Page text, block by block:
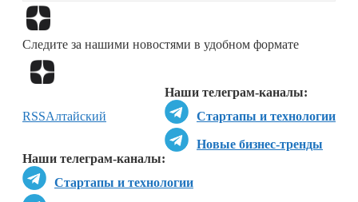
Следите за нашими новостями в удобном формате
Наши телеграм-каналы:
Стартапы и технологии
Новые бизнес-тренды
Наши телеграм-каналы:
Стартапы и технологии
RSSАлтайский